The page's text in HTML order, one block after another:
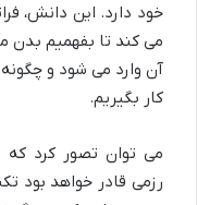
خود دارد. این دانش،
می کند تا بفهمیم بدن
آن وارد می شود و چگونه
کار بگیریم.
می توان تصور کرد که
رزمی قادر خواهد بود